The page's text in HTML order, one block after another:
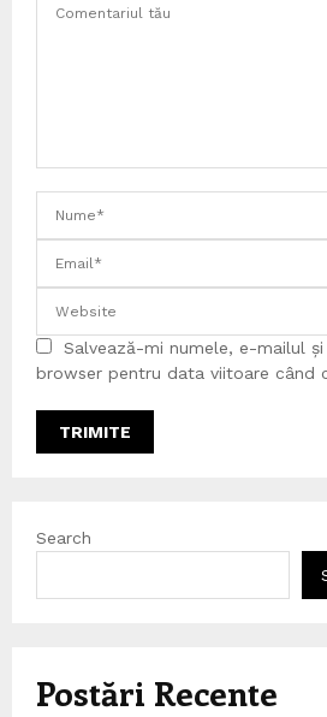
Salvează-mi numele, e-mailul
browser pentru data viitoare când
Search
Postări Recente